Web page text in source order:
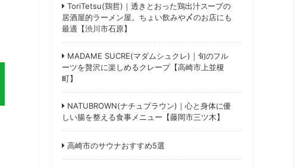
ToriTetsu(鶏哲)｜透きとおった鶏出汁スープの
居酒屋的ラーメン屋。ちょい飲みや〆のお店にも
最適【渋川市石原】
MADAME SUCRE(マダムシュクレ)｜旬のフル
ーツを贅沢に楽しめるクレープ【高崎市上並榎
町】
NATUBROWN(ナチュブラウン)｜心と身体に優
しい腸を整える食事メニュー【藤岡市三ツ木】
高崎市のサウナおすすめ5選